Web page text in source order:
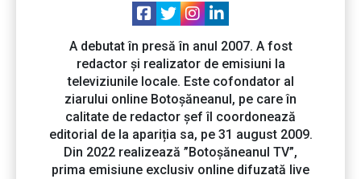
A debutat în presă în anul 2007. A fost
redactor și realizator de emisiuni la
televiziunile locale. Este cofondator al
ziarului online Botoșăneanul, pe care în
calitate de redactor șef îl coordonează
editorial de la apariția sa, pe 31 august 2009.
Din 2022 realizează ”Botoșăneanul TV”,
prima emisiune exclusiv online difuzată live